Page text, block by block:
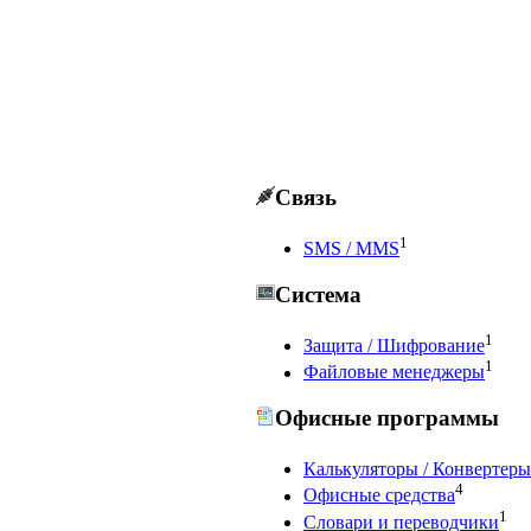
Связь
SMS / MMS1
Система
Защита / Шифрование1
Файловые менеджеры1
Офисные программы
Калькуляторы / Конвертеры
Офисные средства4
Словари и переводчики1